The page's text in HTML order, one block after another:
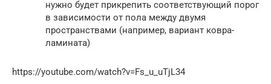
нужно будет прикрепить соответствующий порог
в зависимости от пола между двумя
пространствами (например, вариант ковра-
ламината)
https://youtube.com/watch?v=Fs_u_uTjL34